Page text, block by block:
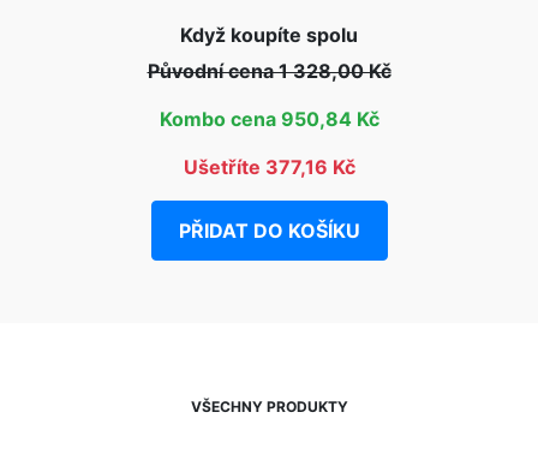
Když koupíte spolu
Původní cena 1 328,00 Kč
Kombo cena 950,84 Kč
Ušetříte 377,16 Kč
PŘIDAT DO KOŠÍKU
VŠECHNY PRODUKTY